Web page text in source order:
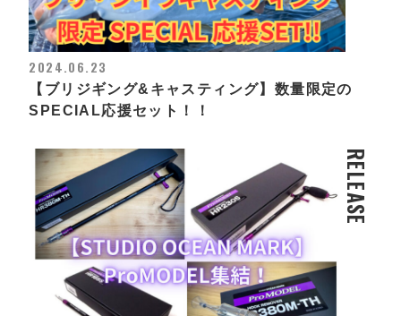
2024.06.23
【ブリジギング&キャスティング】数量限定の
SPECIAL応援セット！！
RELEASE